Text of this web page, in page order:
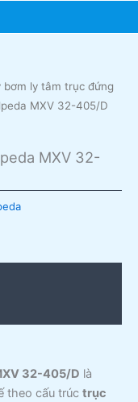
bơm ly tâm trục đứng
MXV 32-405/D
MXV 32-
32-405/D là
theo cấu trúc trục